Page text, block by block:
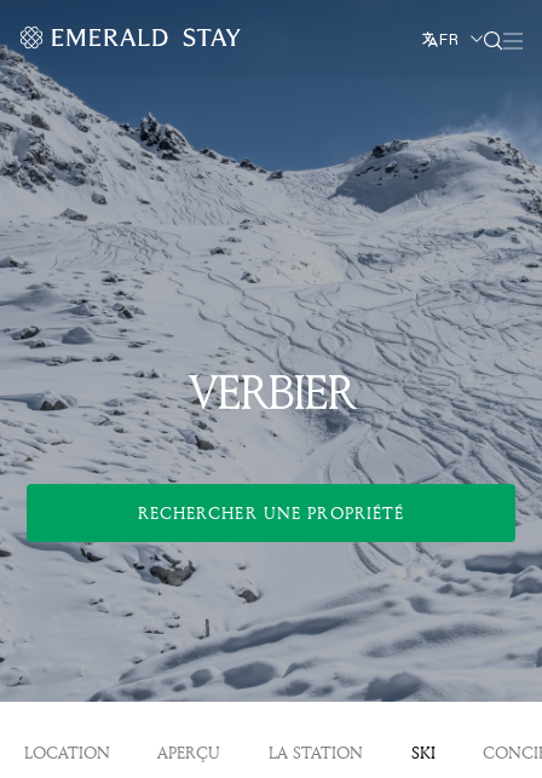
FR
VERBIER
RECHERCHER UNE PROPRIÉTÉ
LOCATION APERÇU LA STATION SKI